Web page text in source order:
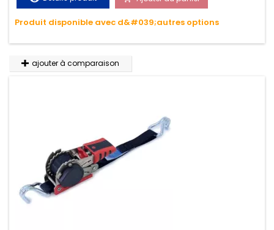
variations de températures, n'absorbe pas l'eau.
Produit disponible avec d&#039;autres options
ajouter à comparaison